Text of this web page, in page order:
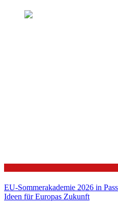
EU-Sommerakademie 2026 in
Ideen für Europas Zukunft